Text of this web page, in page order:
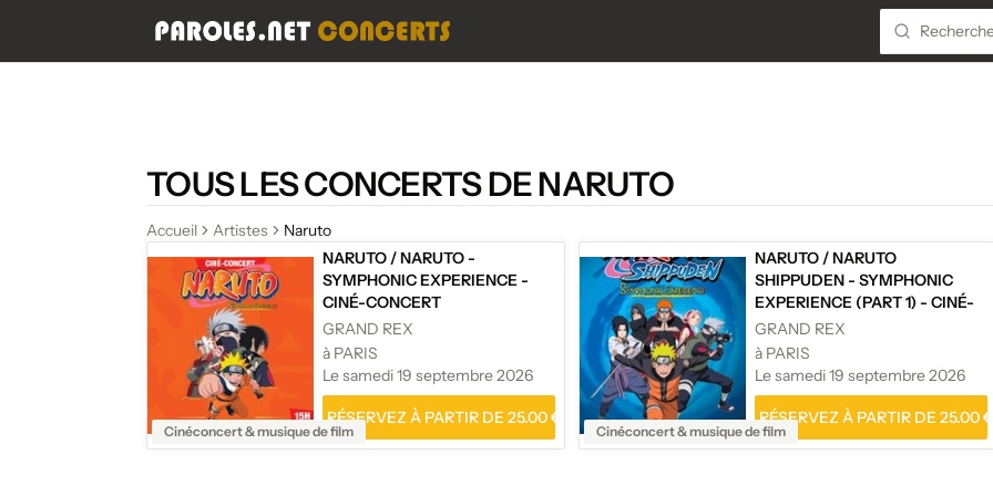
TOUS LES CONCERTS DE NARUTO
Accueil Artistes Naruto
Cinéconcert & musique de film
NARUTO /NARUTO -
SYMPHONIC EXPERIENCE -
CINÉ-CONCERT
GRAND REX
à PARIS
Le samedi 19 septembre 2026
RÉSERVEZ À PARTIR DE 25.00 €
Cinéconcert & musique de film
NARUTO /NARUTO
SHIPPUDEN - SYMPHONIC
EXPERIENCE (PART 1) - CINÉ-
CONCERT
GRAND REX
à PARIS
Le samedi 19 septembre 2026
RÉSERVEZ À PARTIR DE 25.00 €